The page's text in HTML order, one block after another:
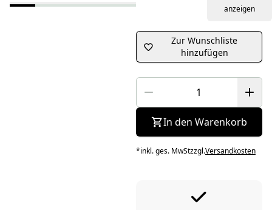
anzeigen
Zur Wunschliste
hinzufügen
In den Warenkorb
*inkl. ges. MwStzzgl.Versandkosten